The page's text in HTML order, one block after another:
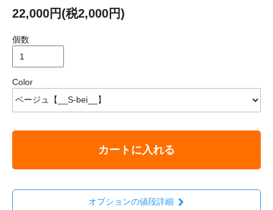
22,000円(税2,000円)
個数
Color
カートに入れる
オプションの値段詳細